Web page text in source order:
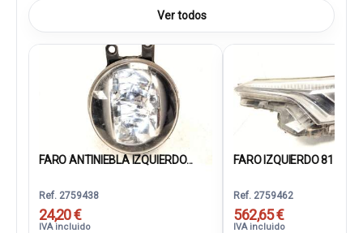
Ver todos
FARO ANTINIEBLA IZQUIERDO...
Ref. 2759438
24,20 €
IVA incluido
FARO IZQUIERDO
Ref. 2759462
562,65 €
IVA incluido